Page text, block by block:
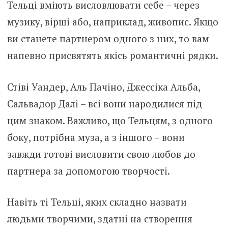
Тельці вміють висловлювати себе – через
музику, вірші або, наприклад, живопис. Якщо
ви станете партнером одного з них, то вам
напевно присвятять якісь романтичні рядки.
Стіві Уандер, Аль Пачіно, Джессіка Альба,
Сальвадор Далі – всі вони народилися під
цим знаком. Важливо, що Тельцям, з одного
боку, потрібна муза, а з іншого – вони
завжди готові висловити свою любов до
партнера за допомогою творчості.
Навіть ті Тельці, яких складно назвати
людьми творчими, здатні на створення